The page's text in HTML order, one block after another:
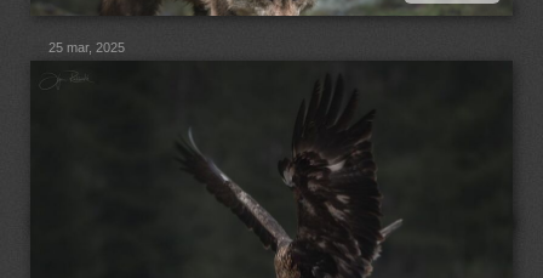
25 mar, 2025